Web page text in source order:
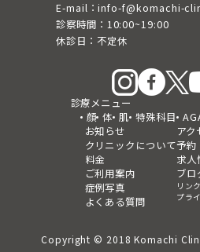
E-mail：info-f@komachi-
診察時間：10:00~19:00
休診日：不定休
診療メニュー
顔 体 肌 特殊科目
お知らせ
クリニックについて
料金
ご利用案内
症例写真
よくある質問
アク
予約
求人
ブロ
リン
プラ
Copyright © 2018 Komachi